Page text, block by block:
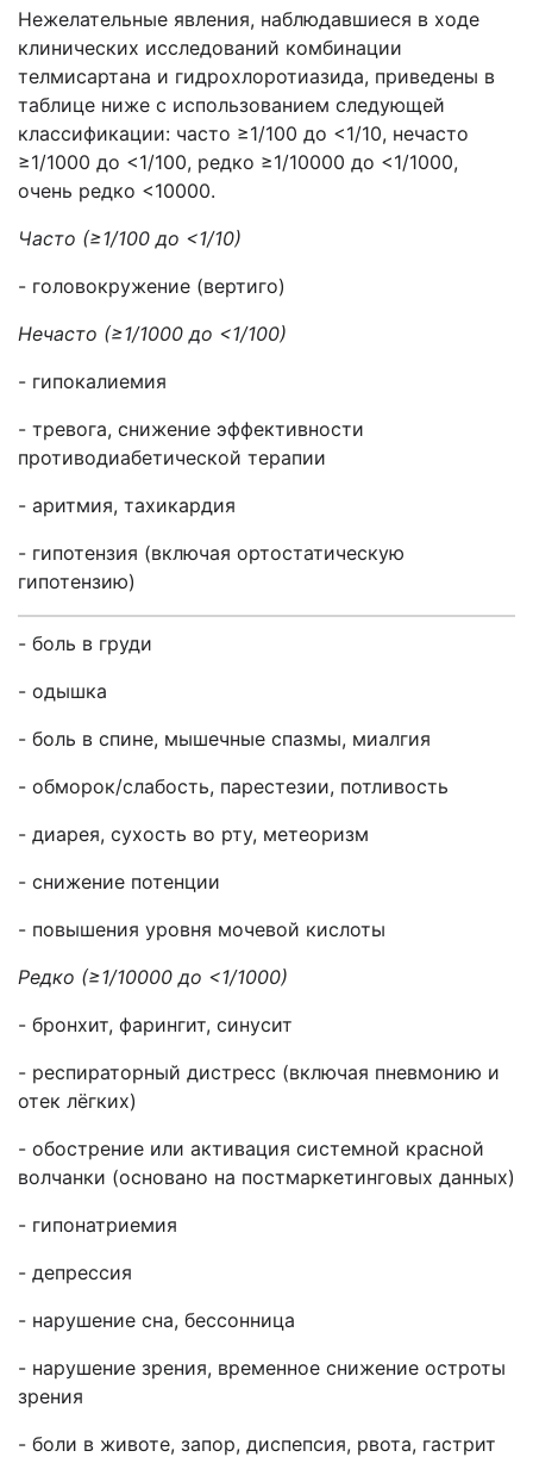
Нежелательные явления, наблюдавшиеся в ходе
клинических исследований комбинации
телмисартана и гидрохлоротиазида, приведены в
таблице ниже с использованием следующей
классификации: часто ≥1/100 до <1/10, нечасто
≥1/1000 до <1/100, редко ≥1/10000 до <1/1000,
очень редко <10000.
Часто (≥1/100 до <1/10)
- головокружение (вертиго)
Нечасто (≥1/1000 до <1/100)
- гипокалиемия
- тревога, снижение эффективности
противодиабетической терапии
- аритмия, тахикардия
- гипотензия (включая ортостатическую
гипотензию)
- боль в груди
- одышка
- боль в спине, мышечные спазмы, миалгия
- обморок/слабость, парестезии, потливость
- диарея, сухость во рту, метеоризм
- снижение потенции
- повышения уровня мочевой кислоты
Редко (≥1/10000 до <1/1000)
- бронхит, фарингит, синусит
- респираторный дистресс (включая пневмонию и
отек лёгких)
- обострение или активация системной красной
волчанки (основано на постмаркетинговых данных)
- гипонатриемия
- депрессия
- нарушение сна, бессонница
- нарушение зрения, временное снижение остроты
зрения
- боли в животе, запор, диспепсия, рвота, гастрит